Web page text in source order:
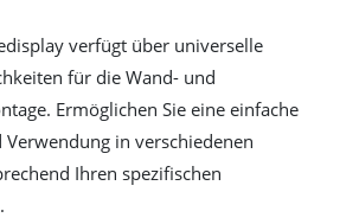
verfügt über universelle
für die Wand- und
Ermöglichen Sie eine einfache
in verschiedenen
Ihren spezifischen